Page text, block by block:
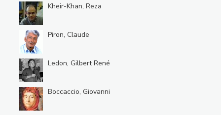
Kheir-Khan, Reza
Piron, Claude
Ledon, Gilbert René
Boccaccio, Giovanni